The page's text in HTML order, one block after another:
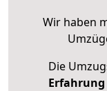
Wir haben
Die
Erfahrung